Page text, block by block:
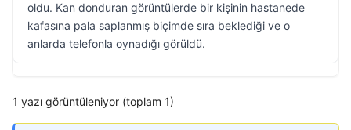
oldu. Kan donduran görüntülerde bir kişinin hastanede
kafasına pala saplanmış biçimde sıra beklediği ve o
anlarda telefonla oynadığı görüldü.
1 yazı görüntüleniyor (toplam 1)